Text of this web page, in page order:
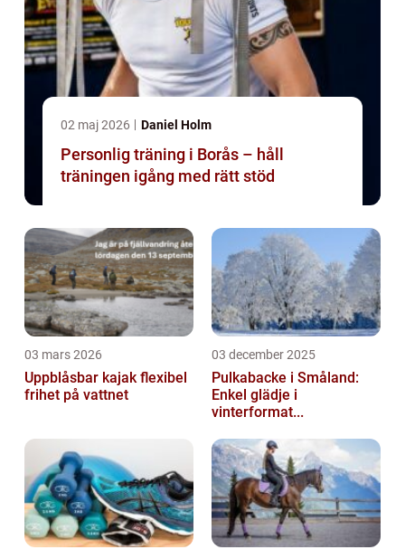
02 maj 2026 Daniel Holm
Personlig träning i Borås – håll
träningen igång med rätt stöd
03 mars 2026
Uppblåsbar kajak flexibel
frihet på vattnet
03 december 2025
Pulkabacke i Småland:
Enkel glädje i
vinterformat...